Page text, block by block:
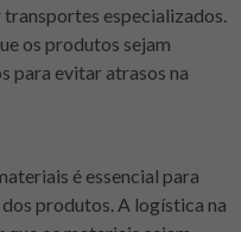
transportes especializados.
os produtos sejam
para evitar atrasos na
é essencial para
produtos. A logística na